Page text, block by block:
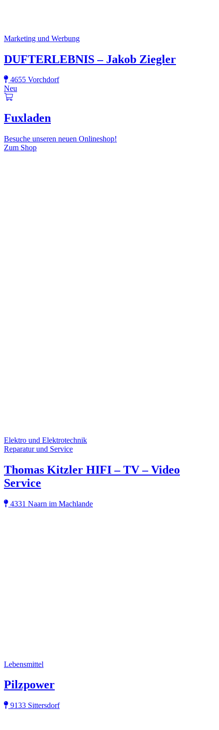
Marketing und Werbung
DUFTERLEBNIS – Jakob Ziegler
4655 Vorchdorf
Neu
Fuxladen
Besuche unseren neuen Onlineshop!
Zum Shop
Elektro und Elektrotechnik
Reparatur und Service
Thomas Kitzler HIFI – TV – Video
Service
4331 Naarn im Machlande
Lebensmittel
Pilzpower
9133 Sittersdorf